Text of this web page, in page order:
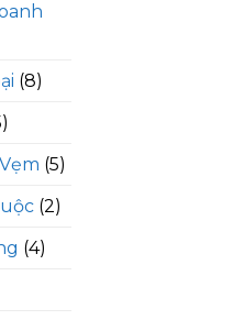
(8)
(5)
(2)
(4)